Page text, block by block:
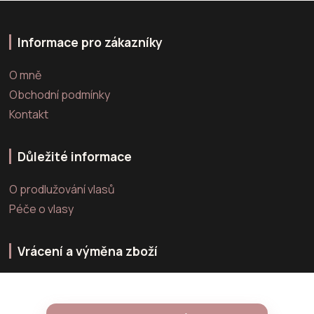
Informace pro zákazníky
O mně
Obchodní podmínky
Kontakt
Důležité informace
O prodlužování vlasů
Péče o vlasy
Vrácení a výměna zboží
Vrácení zboží